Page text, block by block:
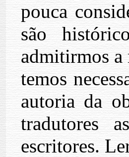
pouca
são
admitirmos a
temos
autoria da
tradutores
escritores.